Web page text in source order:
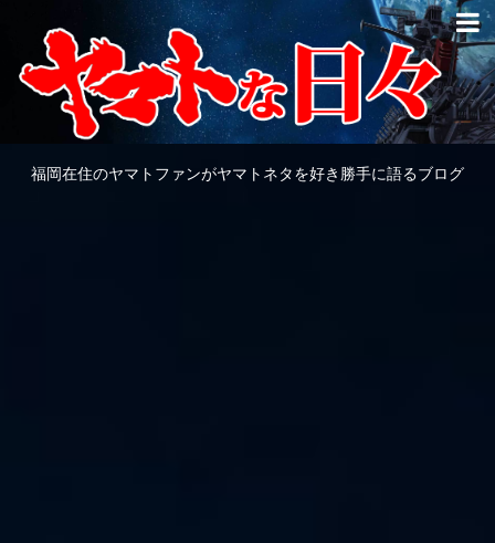
福岡在住のヤマトファンがヤマトネタを好き勝手に語るブログ